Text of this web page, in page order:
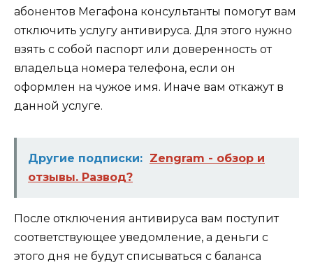
абонентов Мегафона консультанты помогут вам
отключить услугу антивируса. Для этого нужно
взять с собой паспорт или доверенность от
владельца номера телефона, если он
оформлен на чужое имя. Иначе вам откажут в
данной услуге.
Другие подписки: Zengram - обзор и
отзывы. Развод?
После отключения антивируса вам поступит
соответствующее уведомление, а деньги с
этого дня не будут списываться с баланса